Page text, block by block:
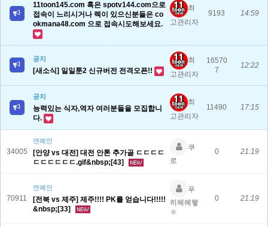
11toon145.com 혹은 spotv144.com으로
접속이 느리시거나 렉이 있으신분들은 co
okmana48.com 으로 접속시도해보세요.
최
고관리자
9193 14:59
공지
[새소식] 일일툰2 신규버전 전격오픈!!
최
고관리자
16570
7
12:22
공지
능력있는 식자,역자 여러분들을 모집합니
다.
최
고관리자
11490 17:15
34005
연예인
[안양 vs 대전] 대전 안톤 추가골 ㄷㄷㄷㄷ
ㄷㄷㄷㄷㄷㄷ.gif&nbsp;[43]
쿠
로
0 21:19
70911
연예인
[전북 vs 제주] 제주!!!! PK를 얻습니다!!!!!
&nbsp;[33]
푸
히헤헤햏
ㅎ
0 21:19